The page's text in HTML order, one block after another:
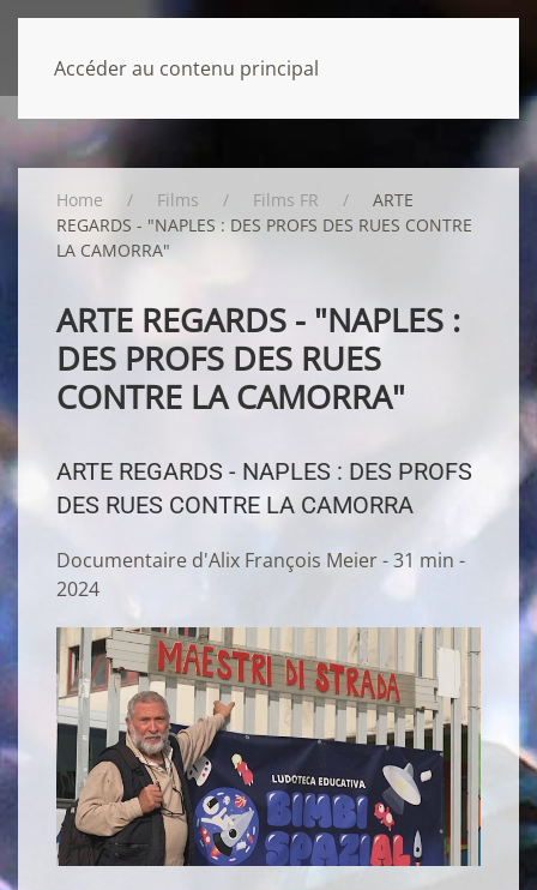
Accéder au contenu principal
Home Films Films FR
ARTE
REGARDS - "NAPLES : DES PROFS DES RUES CONTRE
LA CAMORRA"
ARTE REGARDS - "NAPLES :
DES PROFS DES RUES
CONTRE LA CAMORRA"
ARTE REGARDS - NAPLES : DES PROFS
DES RUES CONTRE LA CAMORRA
Documentaire d'Alix François Meier - 31 min -
2024